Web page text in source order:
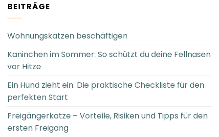
BEITRÄGE
Wohnungskatzen beschäftigen
Kaninchen im Sommer: So schützt du deine Fellnasen
vor Hitze
Ein Hund zieht ein: Die praktische Checkliste für den
perfekten Start
Freigängerkatze – Vorteile, Risiken und Tipps für den
ersten Freigang